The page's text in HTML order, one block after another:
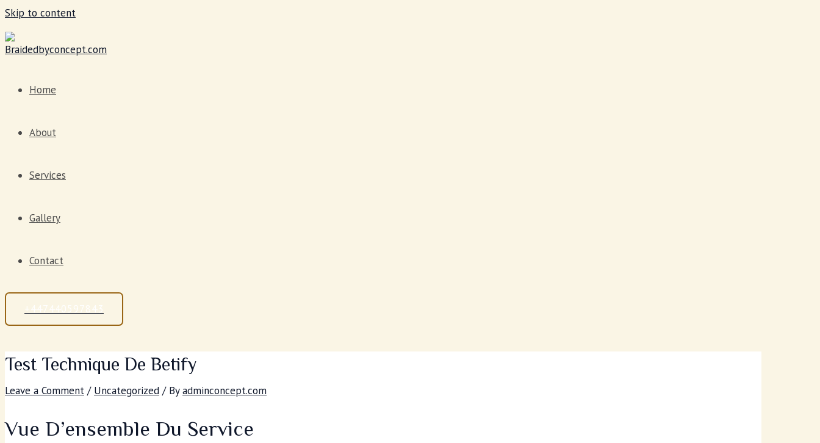
Skip to content
Home
About
Services
Gallery
Contact
+447440597843
Test Technique De Betify
Leave a Comment / Uncategorized / Byadminconcept.com
Vue D’ensemble Du Service